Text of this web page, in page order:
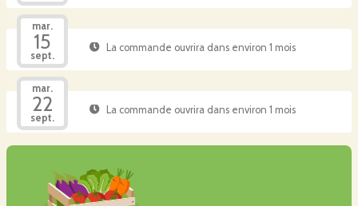
mar.
15
sept.
La commande ouvrira dans environ 1 mois
mar.
22
sept.
La commande ouvrira dans environ 1 mois